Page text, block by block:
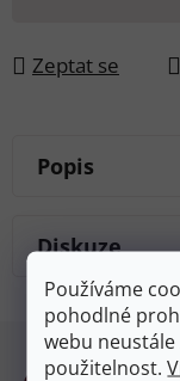
Používáme
pohodlné
webu
použitelnost.
Zeptat se
Popis
Diskuze